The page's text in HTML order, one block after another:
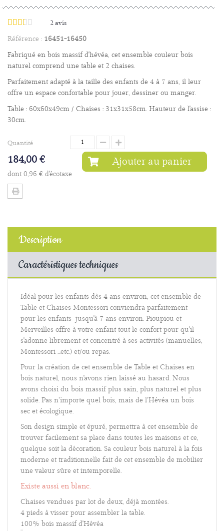
2avis
Référence : 16451-16450
Fabriqué en bois massif d'hévéa, cet ensemble couleur bois
naturel comprend une table et 2 chaises.
Parfaitement adapté à la taille des enfants de 4 à 7 ans, il leur
offre un espace confortable pour jouer, dessiner ou manger.
Table : 60x60x49cm / Chaises : 31x31x58cm. Hauteur de l'assise :
30cm.
Quantité
184,00 €
dont0,96 € d'écotaxe
Ajouter au panier
Description
Caractéristiques techniques
Idéal pour les enfants dès 4 ans environ, cet ensemble de
Table et Chaises Montessori conviendra parfaitement
pour les enfants jusqu'à 7 ans environ. Pioupiou et
Merveilles offre à votre enfant tout le confort pour qu'il
s'adonne librement et concentré à ses activités (manuelles,
Montessori ...etc.) et/ou repas.
Pour la création de cet ensemble de Table et Chaises en
bois naturel, nous n'avons rien laissé au hasard. Nous
avons choisi du bois massif plus sain, plus naturel et plus
solide. Pas n’importe quel bois, mais de l’Hévéa un bois
sec et écologique.
Son design simple et épuré, permettra à cet ensemble de
trouver facilement sa place dans toutes les maisons et ce,
quelque soit la décoration. Sa couleur bois naturel à la fois
moderne et traditionnelle fait de cet ensemble de mobilier
une valeur sûre et intemporelle.
Existe aussi en blanc.
Chaises vendues par lot de deux, déjà montées.
4 pieds à visser pour assembler la table.
100% bois massif d'Hévéa